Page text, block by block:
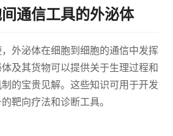
通信工具的外泌体
外泌体在细胞到细胞的通信中发挥
及其货物可以提供关于生理过程和
的宝贵见解。这些知识可用于开发
靶向疗法和诊断工具。